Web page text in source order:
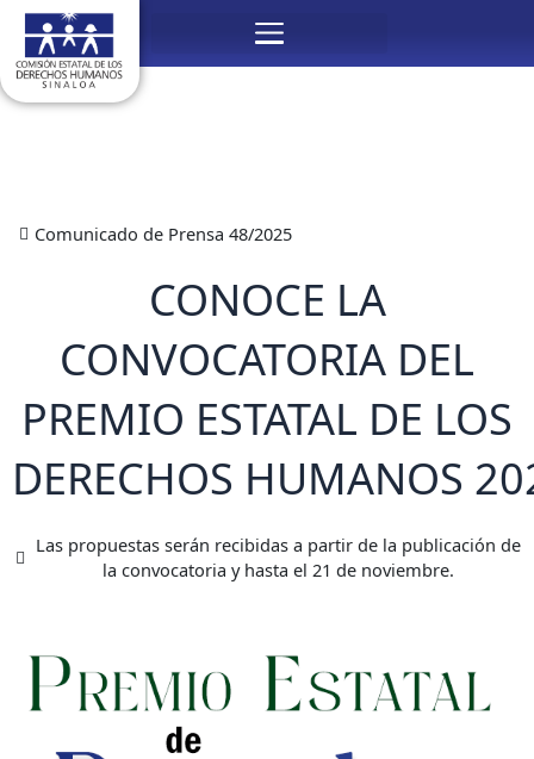
Menú
contenido
Comunicado de Prensa 48/2025
CONOCE LA
CONVOCATORIA DEL
PREMIO ESTATAL DE LOS
DERECHOS HUMANOS
Las propuestas serán recibidas a partir de la publicación de
la convocatoria y hasta el 21 de noviembre.